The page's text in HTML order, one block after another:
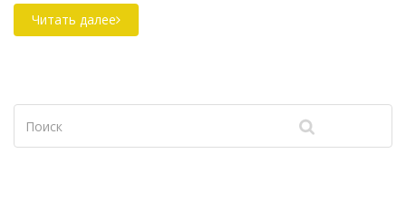
оно оказалось в таком состоянии и как это может
повлиять на ваш отдых. Мы также представим
экологически чистые курорты для безопасного и
приятного отдыха.
Читать далее